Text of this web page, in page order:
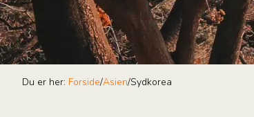
Du er her: Forside/Asien/Sydkorea